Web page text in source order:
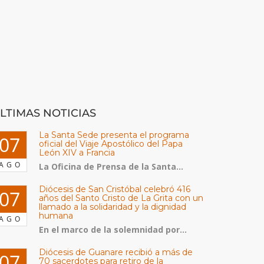
NOTICIAS
La Santa Sede presenta el programa
oficial del Viaje Apostólico del Papa
León XIV a Francia
La Oficina de Prensa de la Santa...
Diócesis de San Cristóbal celebró 416
años del Santo Cristo de La Grita con un
llamado a la solidaridad y la dignidad
humana
En el marco de la solemnidad por...
Diócesis de Guanare recibió a más de
70 sacerdotes para retiro de la